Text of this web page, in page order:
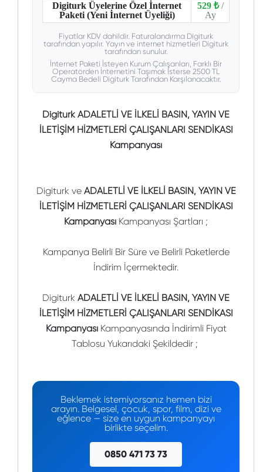
Digiturk Üyelerine Özel İnternet
Paketi (Yeni İnternet Üyeliği)
529 ₺ /
Ay
Fiyatlar KDV dahildir. Faturalandırma Digiturk
tarafından yapılır. Yayın ve internet hizmetleri Digiturk
tarafından sunulur.
İnternet Paketi İsteyen Kurum Çalışanları, Farklı Bir
Operatörden İnternetini Taşımak İsterse 2500 TL
Cayma Bedeli Digiturk Tarafından Karşılanacaktır.
Digiturk ADALETLİ VE İLKELİ BASIN, YAYIN VE
İLETİŞİM HİZMETLERİ ÇALIŞANLARI SENDİKASI
Kampanyası
Digiturk ve ADALETLİ VE İLKELİ BASIN, YAYIN VE
İLETİŞİM HİZMETLERİ ÇALIŞANLARI SENDİKASI
Kampanyası Kampanyası Şartları ;
Kampanya Belirli Bir Süre ve Belirli Paketlerde
İndirim İçermektedir.
Digiturk ADALETLİ VE İLKELİ BASIN, YAYIN VE
İLETİŞİM HİZMETLERİ ÇALIŞANLARI SENDİKASI
KampanyasıKampanyasında İndirimli Fiyat
Tablosu Yukarıdaki Şekildedir ;
Beklemek istemiyorsanız hemen bizi
arayın. Belgesel, çocuk, spor, film, dizi ve
eğlence — size en uygun kampanyayı
birlikte seçelim.
0850 471 73 73